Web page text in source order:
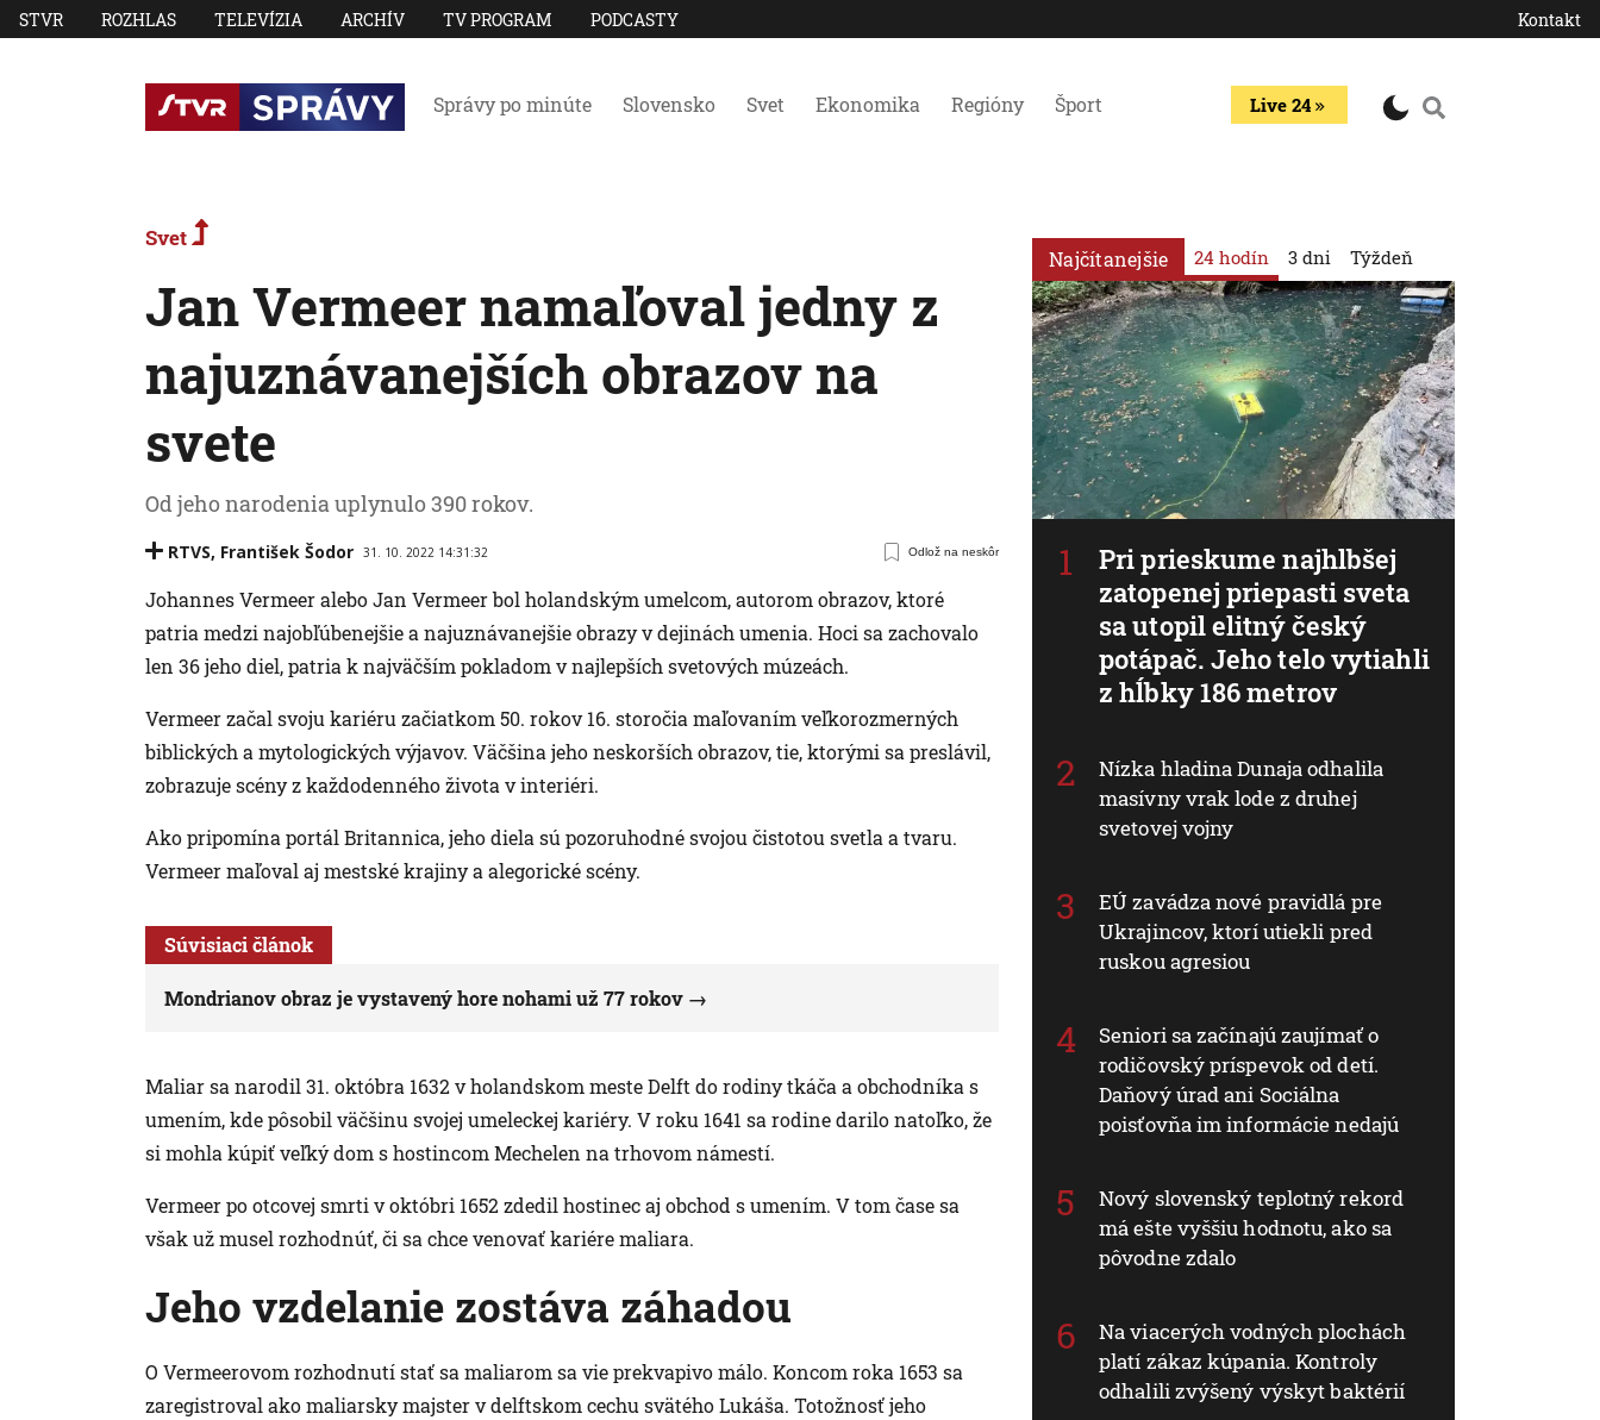
STVR ROZHLAS TELEVÍZIA ARCHÍV TV PROGRAM PODCASTY Kontakt
Správy po minúte Slovensko Svet Ekonomika Regióny Šport Live 24
Svet
Jan Vermeer namaľoval jedny z
najuznávanejších obrazov na
svete
Od jeho narodenia uplynulo 390 rokov.
RTVS, František Šodor 31. 10. 2022 14:31:32 Odlož na neskôr
Johannes Vermeer alebo Jan Vermeer bol holandským umelcom, autorom obrazov, ktoré
patria medzi najobľúbenejšie a najuznávanejšie obrazy v dejinách umenia. Hoci sa zachovalo
len 36 jeho diel, patria k najväčším pokladom v najlepších svetových múzeách.
Vermeer začal svoju kariéru začiatkom 50. rokov 16. storočia maľovaním veľkorozmerných
biblických a mytologických výjavov. Väčšina jeho neskorších obrazov, tie, ktorými sa preslávil,
zobrazuje scény z každodenného života v interiéri.
Ako pripomína portál Britannica, jeho diela sú pozoruhodné svojou čistotou svetla a tvaru.
Vermeer maľoval aj mestské krajiny a alegorické scény.
Súvisiaci článok
Mondrianov obraz je vystavený hore nohami už 77 rokov
Maliar sa narodil 31. októbra 1632 v holandskom meste Delft do rodiny tkáča a obchodníka s
umením, kde pôsobil väčšinu svojej umeleckej kariéry. V roku 1641 sa rodine darilo natoľko, že
si mohla kúpiť veľký dom s hostincom Mechelen na trhovom námestí.
Vermeer po otcovej smrti v októbri 1652 zdedil hostinec aj obchod s umením. V tom čase sa
však už musel rozhodnúť, či sa chce venovať kariére maliara.
Jeho vzdelanie zostáva záhadou
O Vermeerovom rozhodnutí stať sa maliarom sa vie prekvapivo málo. Koncom roka 1653 sa
zaregistroval ako maliarsky majster v delftskom cechu svätého Lukáša. Totožnosť jeho
Najčítanejšie 24 hodín
Pri prieskume najhlbšej
zatopenej priepasti sveta
sa utopil elitný český
potápač. Jeho telo vytiahli
z hĺbky 186 metrov
Nízka hladina Dunaja odhalila
masívny vrak lode z druhej
svetovej vojny
EÚ zavádza nové pravidlá pre
Ukrajincov, ktorí utiekli pred
ruskou agresiou
Seniori sa začínajú zaujímať o
rodičovský príspevok od detí.
Daňový úrad ani Sociálna
poisťovňa im informácie nedajú
Nový slovenský teplotný rekord
má ešte vyššiu hodnotu, ako sa
pôvodne zdalo
Na viacerých vodných plochách
platí zákaz kúpania. Kontroly
odhalili zvýšený výskyt baktérií
3 dni Týždeň